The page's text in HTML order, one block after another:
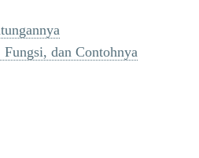
dan Contohnya